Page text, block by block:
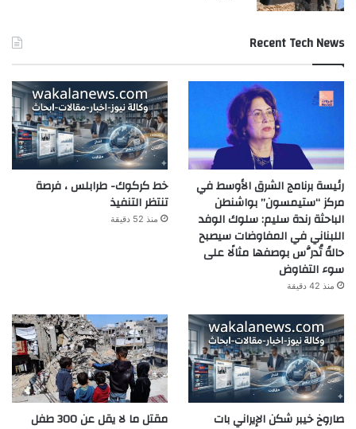
Recent Tech News
رئيسة برنامج الشرق الأوسط في
مركز “ستيمسون” بواشنطن
الباحثة رندة سليم: سلوك الوفد
اللبناني في المفاوضات سيصبح
حالةً تُدرَّس بوصفها مثالًا على
سوء التفاوض
منذ 42 دقيقة
خط كركوك- طرابلس ، فرصة
تنتظر التنفيذ
منذ 52 دقيقة
صاروخ خيبر شكن الإيراني بات
مقتل ما لا يقل عن 300 طفل